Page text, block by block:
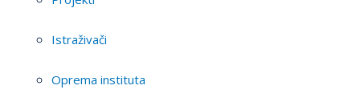
Istraživači
Oprema instituta